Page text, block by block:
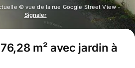
© vue de la rue Google Street View -
Signaler
m² avec jardin à